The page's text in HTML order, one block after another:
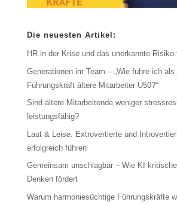
Die neuesten Artikel:
HR in der Krise und das unerkannte Risiko
Generationen im Team – „Wie führe ich als
Führungskraft ältere Mitarbeiter Ü50?“
Sind ältere Mitarbeitende weniger
leistungsfähig?
Laut & Leise: Extrovertierte und
erfolgreich führen
Gemeinsam unschlagbar – Wie KI
Denken fördert
Warum harmoniesüchtige Führungskräfte